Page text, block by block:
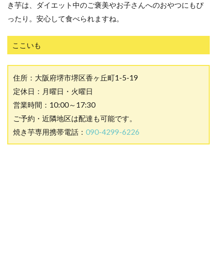
き芋は、ダイエット中のご褒美やお子さんへのおやつにもぴ
ったり。安心して食べられますね。
ここいも
住所：大阪府堺市堺区香ヶ丘町1-5-19
定休日：月曜日・火曜日
営業時間：10:00～17:30
ご予約・近隣地区は配達も可能です。
焼き芋専用携帯電話： 090-4299-6226